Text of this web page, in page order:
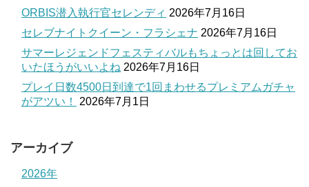
ORBIS潜入執行官セレンディ 2026年7月16日
セレブナイトクイーン・フラシェナ 2026年7月16日
サマーレジェンドフェスティバルもちょっとは回してお
いたほうがいいよね 2026年7月16日
プレイ日数4500日到達で1回まわせるプレミアムガチャ
がアツい！
2026年7月1日
アーカイブ
2026年